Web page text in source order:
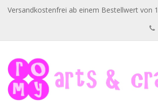
Versandkostenfrei ab einem Bestellwert von